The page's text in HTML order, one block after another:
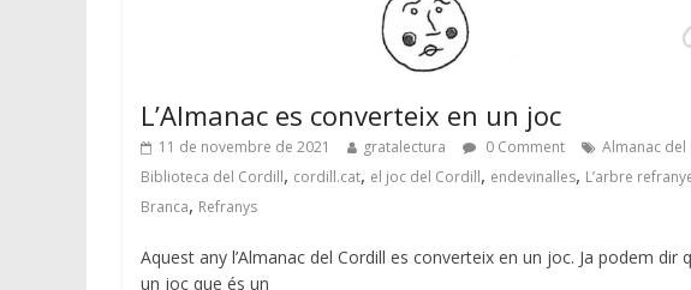
L’Almanac es converteix en un joc
11 de novembre de 2021 gratalectura 0 Comment Almanac del
Biblioteca del Cordill, cordill.cat, el joc del Cordill, endevinalles, L’arbre
Branca, Refranys
Aquest any l’Almanac del Cordill es converteix en un joc. Ja podem dir
un joc que és un